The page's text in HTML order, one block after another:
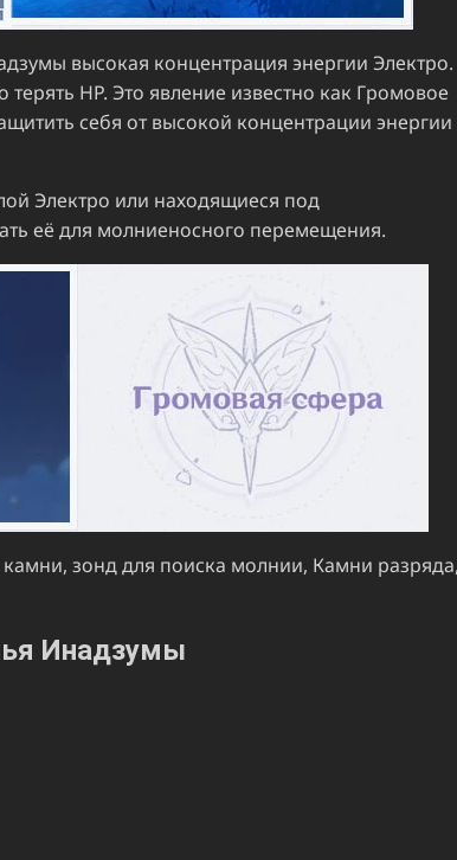
высокая концентрация энергии Электро.
HP. Это явление известно как Громовое
себя от высокой концентрации энергии
Электро или находящиеся под
её для молниеносного перемещения.
зонд для поиска молнии, Камни
Инадзумы